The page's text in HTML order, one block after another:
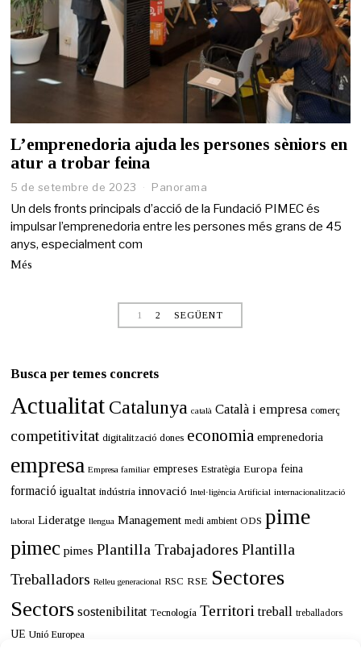
L’emprenedoria ajuda les persones sèniors en
atur a trobar feina
5 de setembre de 2023
d
e
s
m
b
r
e
0
3
Panorama
Un dels fronts principals d’acció de la Fundació PIMEC és
impulsar l’emprenedoria entre les persones més grans de 45
anys, especialment com
Més
1 2 SEGÜENT
Busca per temes concrets
Actualitat Catalunya català Català i empresa comerç
competitivitat digitalització dones economia emprenedoria
empresa Empresa familiar empreses Estratègia Europa feina
formació igualtat indústria innovació Intel·ligència Artificial internacionalització
laboral Lideratge llengua Management medi ambient ODS pime
pimec pimes Plantilla Trabajadores Plantilla
Treballadors Relleu generacional RSC RSE Sectores
Sectors sostenibilitat Tecnología Territori treball treballadors
UE Unió Europea